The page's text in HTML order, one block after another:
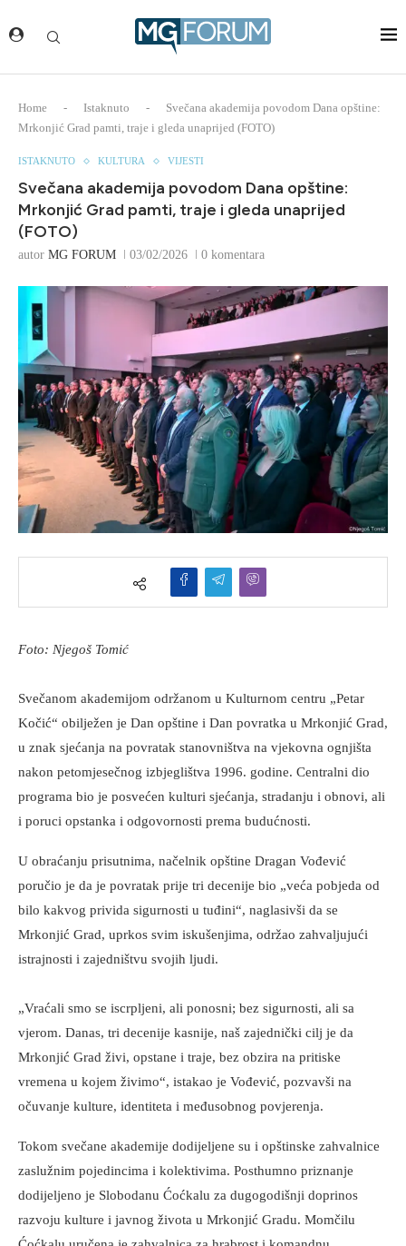
Home - Istaknuto -
Svečana akademija povodom Dana opštine:
Mrkonjić Grad pamti, traje i gleda unaprijed (FOTO)
ISTAKNUTO KULTURA VIJESTI
Svečana akademija povodom Dana opštine:
Mrkonjić Grad pamti, traje i gleda unaprijed
(FOTO)
autor MG FORUM 03/02/2026 0 komentara
Foto: Njegoš Tomić
Svečanom akademijom održanom u Kulturnom centru „Petar
Kočić“ obilježen je Dan opštine i Dan povratka u Mrkonjić Grad,
u znak sjećanja na povratak stanovništva na vjekovna ognjišta
nakon petomjesečnog izbjeglištva 1996. godine. Centralni dio
programa bio je posvećen kulturi sjećanja, stradanju i obnovi, ali
i poruci opstanka i odgovornosti prema budućnosti.
U obraćanju prisutnima, načelnik opštine Dragan Vođević
poručio je da je povratak prije tri decenije bio „veća pobjeda od
bilo kakvog privida sigurnosti u tuđini“, naglasivši da se
Mrkonjić Grad, uprkos svim iskušenjima, održao zahvaljujući
istrajnosti i zajedništvu svojih ljudi.
„Vraćali smo se iscrpljeni, ali ponosni; bez sigurnosti, ali sa
vjerom. Danas, tri decenije kasnije, naš zajednički cilj je da
Mrkonjić Grad živi, opstane i traje, bez obzira na pritiske
vremena u kojem živimo“, istakao je Vođević, pozvavši na
očuvanje kulture, identiteta i međusobnog povjerenja.
Tokom svečane akademije dodijeljene su i opštinske zahvalnice
zaslužnim pojedincima i kolektivima. Posthumno priznanje
dodijeljeno je Slobodanu Ćoćkalu za dugogodišnji doprinos
razvoju kulture i javnog života u Mrkonjić Gradu. Momčilu